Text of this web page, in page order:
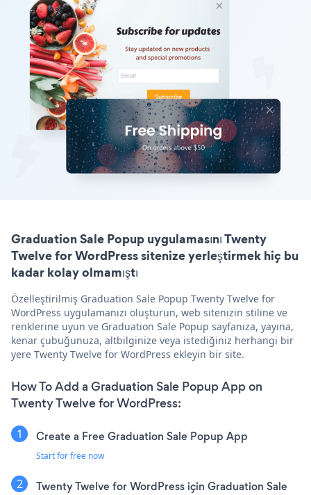
Graduation Sale Popup uygulamasını Twenty
Twelve for WordPress sitenize yerleştirmek hiç bu
kadar kolay olmamıştı
Özelleştirilmiş Graduation Sale Popup Twenty Twelve for
WordPress uygulamanızı oluşturun, web sitenizin stiline ve
renklerine uyun ve Graduation Sale Popup sayfanıza, yayına,
kenar çubuğunuza, altbilginize veya istediğiniz herhangi bir
yere Twenty Twelve for WordPress ekleyin bir site.
How To Add a Graduation Sale Popup App on
Twenty Twelve for WordPress:
Create a Free Graduation Sale Popup App
Start for free now
Twenty Twelve for WordPress için Graduation Sale